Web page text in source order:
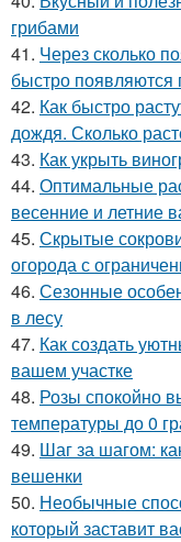
грибами
41. Через сколько
быстро
42. Как быстро
дождя. Сколько
43. Как укрыть
44. Оптимальные
весенние и летние
45. Скрытые
огорода с
46. Сезонные
в лесу
47. Как создать
вашем участке
48. Розы спокойно
температуры до 0
49. Шаг за шагом:
вешенки
50. Необычные
который заставит